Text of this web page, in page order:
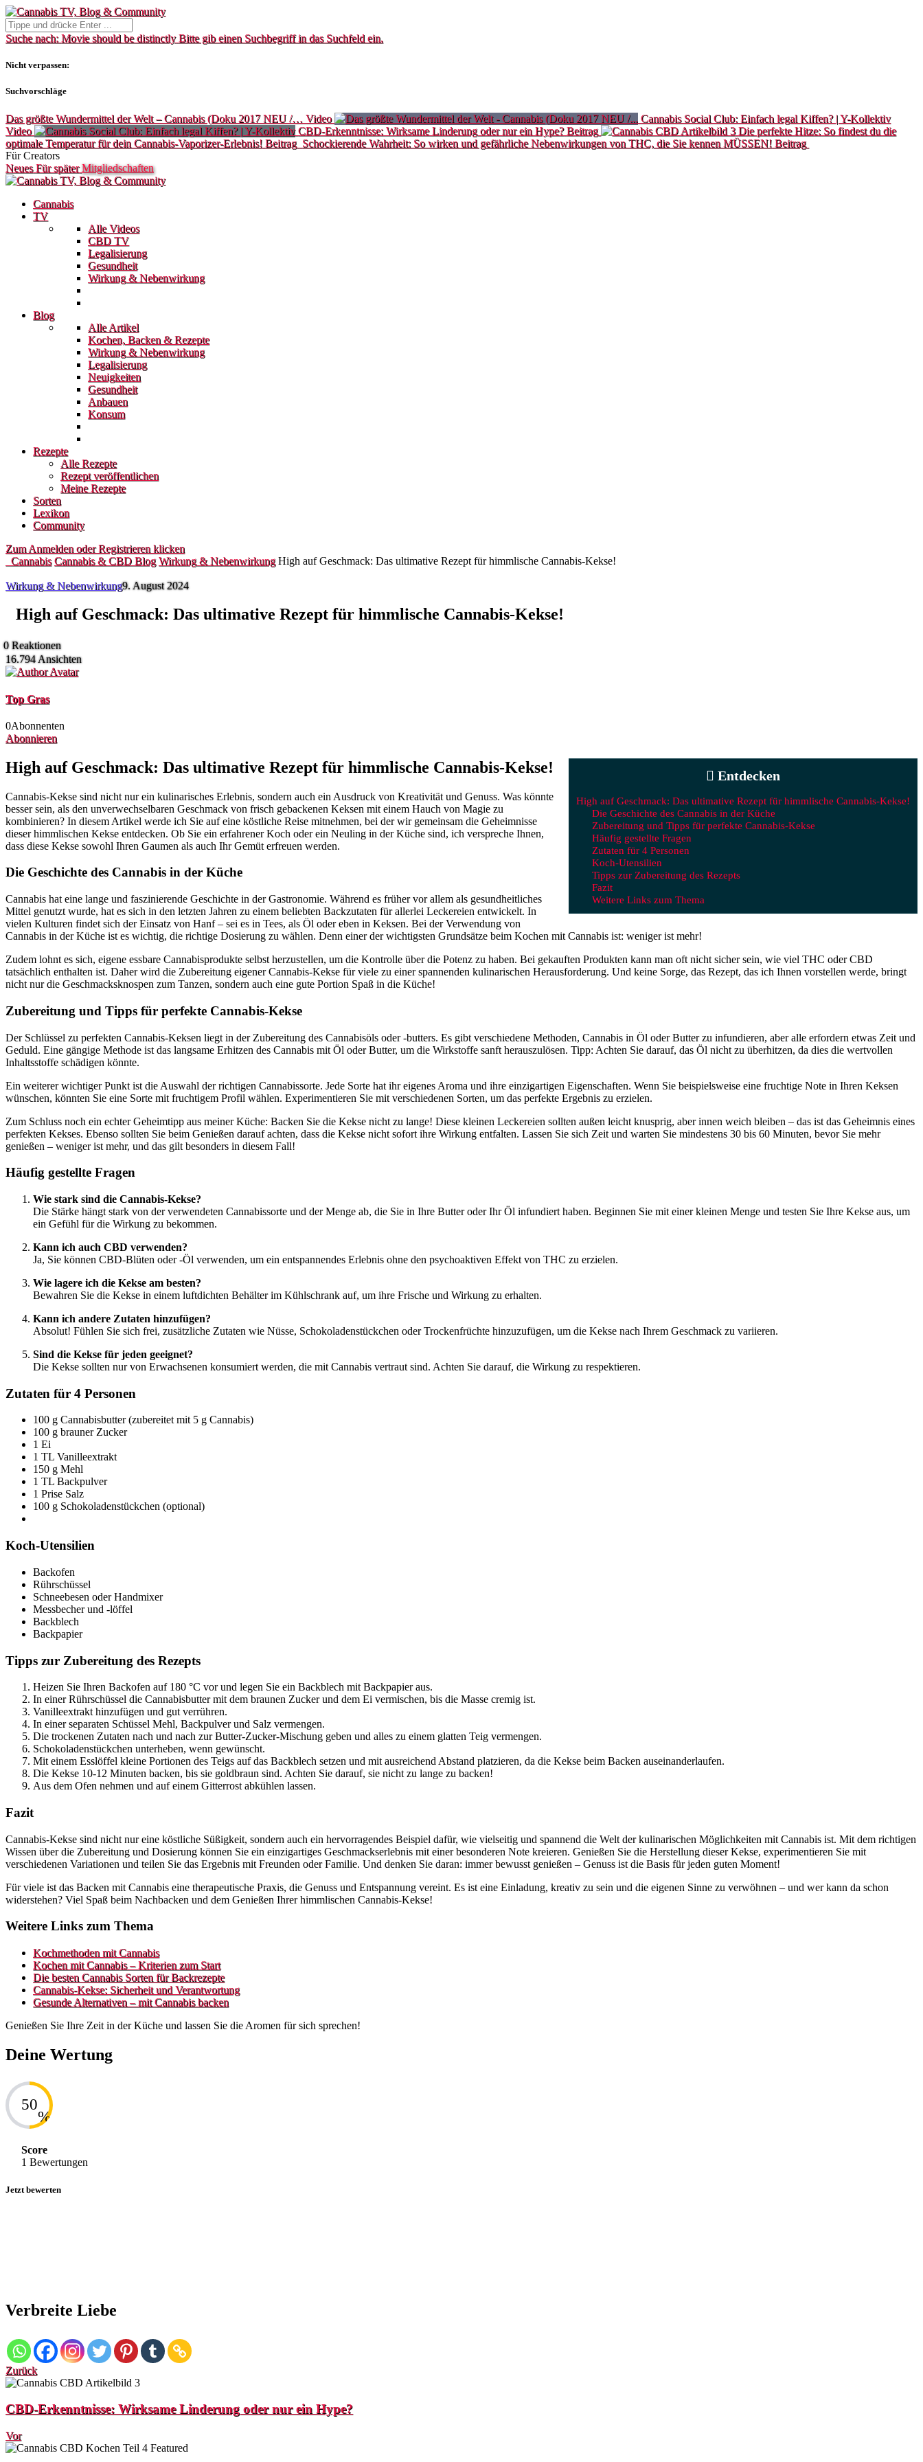
Suche nach: Movie should be distinctly Bitte gib einen Suchbegriff in das Suchfeld ein.
Nicht verpassen:
Suchvorschläge
Das größte Wundermittel der Welt – Cannabis (Doku 2017 NEU /… Video
Cannabis Social Club: Einfach legal Kiffen? | Y-Kollektiv
Video
CBD-Erkenntnisse: Wirksame Linderung oder nur ein Hype? Beitrag
Die perfekte Hitze: So findest du die
optimale Temperatur für dein Cannabis-Vaporizer-Erlebnis! Beitrag Schockierende Wahrheit: So wirken und gefährliche Nebenwirkungen von THC, die Sie kennen MÜSSEN! Beitrag
Für Creators
Neues Für später Mitgliedschaften
Cannabis
TV
Alle Videos
CBD TV
Legalisierung
Gesundheit
Wirkung & Nebenwirkung
Blog
Alle Artikel
Kochen, Backen & Rezepte
Wirkung & Nebenwirkung
Legalisierung
Neuigkeiten
Gesundheit
Anbauen
Konsum
Rezepte
Alle Rezepte
Rezept veröffentlichen
Meine Rezepte
Sorten
Lexikon
Community
Zum Anmelden oder Registrieren klicken
Cannabis Cannabis & CBD Blog Wirkung & Nebenwirkung High auf Geschmack: Das ultimative Rezept für himmlische Cannabis-Kekse!
Wirkung & Nebenwirkung9. August 2024
High auf Geschmack: Das ultimative Rezept für himmlische Cannabis-Kekse!
0 Reaktionen
16.794Ansichten
Top Gras
0Abonnenten
Abonnieren
Entdecken
High auf Geschmack: Das ultimative Rezept für himmlische Cannabis-Kekse!
Die Geschichte des Cannabis in der Küche
Zubereitung und Tipps für perfekte Cannabis-Kekse
Häufig gestellte Fragen
Zutaten für 4 Personen
Koch-Utensilien
Tipps zur Zubereitung des Rezepts
Fazit
Weitere Links zum Thema
High auf Geschmack: Das ultimative Rezept für himmlische Cannabis-Kekse!
Cannabis-Kekse sind nicht nur ein kulinarisches Erlebnis, sondern auch ein Ausdruck von Kreativität und Genuss. Was könnte
besser sein, als den unverwechselbaren Geschmack von frisch gebackenen Keksen mit einem Hauch von Magie zu
kombinieren? In diesem Artikel werde ich Sie auf eine köstliche Reise mitnehmen, bei der wir gemeinsam die Geheimnisse
dieser himmlischen Kekse entdecken. Ob Sie ein erfahrener Koch oder ein Neuling in der Küche sind, ich verspreche Ihnen,
dass diese Kekse sowohl Ihren Gaumen als auch Ihr Gemüt erfreuen werden.
Die Geschichte des Cannabis in der Küche
Cannabis hat eine lange und faszinierende Geschichte in der Gastronomie. Während es früher vor allem als gesundheitliches
Mittel genutzt wurde, hat es sich in den letzten Jahren zu einem beliebten Backzutaten für allerlei Leckereien entwickelt. In
vielen Kulturen findet sich der Einsatz von Hanf – sei es in Tees, als Öl oder eben in Keksen. Bei der Verwendung von
Cannabis in der Küche ist es wichtig, die richtige Dosierung zu wählen. Denn einer der wichtigsten Grundsätze beim Kochen mit Cannabis ist: weniger ist mehr!
Zudem lohnt es sich, eigene essbare Cannabisprodukte selbst herzustellen, um die Kontrolle über die Potenz zu haben. Bei gekauften Produkten kann man oft nicht sicher sein, wie viel THC oder CBD
tatsächlich enthalten ist. Daher wird die Zubereitung eigener Cannabis-Kekse für viele zu einer spannenden kulinarischen Herausforderung. Und keine Sorge, das Rezept, das ich Ihnen vorstellen werde, bringt
nicht nur die Geschmacksknospen zum Tanzen, sondern auch eine gute Portion Spaß in die Küche!
Zubereitung und Tipps für perfekte Cannabis-Kekse
Der Schlüssel zu perfekten Cannabis-Keksen liegt in der Zubereitung des Cannabisöls oder -butters. Es gibt verschiedene Methoden, Cannabis in Öl oder Butter zu infundieren, aber alle erfordern etwas Zeit und
Geduld. Eine gängige Methode ist das langsame Erhitzen des Cannabis mit Öl oder Butter, um die Wirkstoffe sanft herauszulösen. Tipp: Achten Sie darauf, das Öl nicht zu überhitzen, da dies die wertvollen
Inhaltsstoffe schädigen könnte.
Ein weiterer wichtiger Punkt ist die Auswahl der richtigen Cannabissorte. Jede Sorte hat ihr eigenes Aroma und ihre einzigartigen Eigenschaften. Wenn Sie beispielsweise eine fruchtige Note in Ihren Keksen
wünschen, könnten Sie eine Sorte mit fruchtigem Profil wählen. Experimentieren Sie mit verschiedenen Sorten, um das perfekte Ergebnis zu erzielen.
Zum Schluss noch ein echter Geheimtipp aus meiner Küche: Backen Sie die Kekse nicht zu lange! Diese kleinen Leckereien sollten außen leicht knusprig, aber innen weich bleiben – das ist das Geheimnis eines
perfekten Kekses. Ebenso sollten Sie beim Genießen darauf achten, dass die Kekse nicht sofort ihre Wirkung entfalten. Lassen Sie sich Zeit und warten Sie mindestens 30 bis 60 Minuten, bevor Sie mehr
genießen – weniger ist mehr, und das gilt besonders in diesem Fall!
Häufig gestellte Fragen
Wie stark sind die Cannabis-Kekse?
Die Stärke hängt stark von der verwendeten Cannabissorte und der Menge ab, die Sie in Ihre Butter oder Ihr Öl infundiert haben. Beginnen Sie mit einer kleinen Menge und testen Sie Ihre Kekse aus, um
ein Gefühl für die Wirkung zu bekommen.
Kann ich auch CBD verwenden?
Ja, Sie können CBD-Blüten oder -Öl verwenden, um ein entspannendes Erlebnis ohne den psychoaktiven Effekt von THC zu erzielen.
Wie lagere ich die Kekse am besten?
Bewahren Sie die Kekse in einem luftdichten Behälter im Kühlschrank auf, um ihre Frische und Wirkung zu erhalten.
Kann ich andere Zutaten hinzufügen?
Absolut! Fühlen Sie sich frei, zusätzliche Zutaten wie Nüsse, Schokoladenstückchen oder Trockenfrüchte hinzuzufügen, um die Kekse nach Ihrem Geschmack zu variieren.
Sind die Kekse für jeden geeignet?
Die Kekse sollten nur von Erwachsenen konsumiert werden, die mit Cannabis vertraut sind. Achten Sie darauf, die Wirkung zu respektieren.
Zutaten für 4 Personen
100 g Cannabisbutter (zubereitet mit 5 g Cannabis)
100 g brauner Zucker
1 Ei
1 TL Vanilleextrakt
150 g Mehl
1 TL Backpulver
1 Prise Salz
100 g Schokoladenstückchen (optional)
Koch-Utensilien
Backofen
Rührschüssel
Schneebesen oder Handmixer
Messbecher und -löffel
Backblech
Backpapier
Tipps zur Zubereitung des Rezepts
Heizen Sie Ihren Backofen auf 180 °C vor und legen Sie ein Backblech mit Backpapier aus.
In einer Rührschüssel die Cannabisbutter mit dem braunen Zucker und dem Ei vermischen, bis die Masse cremig ist.
Vanilleextrakt hinzufügen und gut verrühren.
In einer separaten Schüssel Mehl, Backpulver und Salz vermengen.
Die trockenen Zutaten nach und nach zur Butter-Zucker-Mischung geben und alles zu einem glatten Teig vermengen.
Schokoladenstückchen unterheben, wenn gewünscht.
Mit einem Esslöffel kleine Portionen des Teigs auf das Backblech setzen und mit ausreichend Abstand platzieren, da die Kekse beim Backen auseinanderlaufen.
Die Kekse 10-12 Minuten backen, bis sie goldbraun sind. Achten Sie darauf, sie nicht zu lange zu backen!
Aus dem Ofen nehmen und auf einem Gitterrost abkühlen lassen.
Fazit
Cannabis-Kekse sind nicht nur eine köstliche Süßigkeit, sondern auch ein hervorragendes Beispiel dafür, wie vielseitig und spannend die Welt der kulinarischen Möglichkeiten mit Cannabis ist. Mit dem richtigen
Wissen über die Zubereitung und Dosierung können Sie ein einzigartiges Geschmackserlebnis mit einer besonderen Note kreieren. Genießen Sie die Herstellung dieser Kekse, experimentieren Sie mit
verschiedenen Variationen und teilen Sie das Ergebnis mit Freunden oder Familie. Und denken Sie daran: immer bewusst genießen – Genuss ist die Basis für jeden guten Moment!
Für viele ist das Backen mit Cannabis eine therapeutische Praxis, die Genuss und Entspannung vereint. Es ist eine Einladung, kreativ zu sein und die eigenen Sinne zu verwöhnen – und wer kann da schon
widerstehen? Viel Spaß beim Nachbacken und dem Genießen Ihrer himmlischen Cannabis-Kekse!
Weitere Links zum Thema
Kochmethoden mit Cannabis
Kochen mit Cannabis – Kriterien zum Start
Die besten Cannabis Sorten für Backrezepte
Cannabis-Kekse: Sicherheit und Verantwortung
Gesunde Alternativen – mit Cannabis backen
Genießen Sie Ihre Zeit in der Küche und lassen Sie die Aromen für sich sprechen!
Deine Wertung
50
%
Score
1 Bewertungen
Jetzt bewerten
Verbreite Liebe
Zurück
CBD-Erkenntnisse: Wirksame Linderung oder nur ein Hype?
Vor